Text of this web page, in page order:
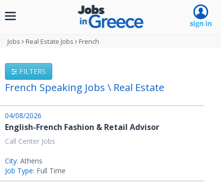
Toggle
Jobs Real Estate Jobs French
FILTERS
French Speaking Jobs \ Real Estate
04/08/2026
English-French Fashion & Retail Advisor
Call Center Jobs
City: Athens
Job Type: Full Time